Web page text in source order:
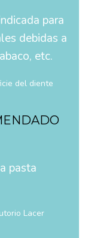
para
debidas a
etc.
del diente
pasta
Lacer